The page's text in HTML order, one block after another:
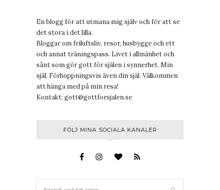
En blogg för att utmana mig själv och för att se
det stora i det lilla.
Bloggar om friluftsliv, resor, husbygge och ett
och annat träningspass. Livet i allmänhet och
sånt som gör gott för själen i synnerhet. Min
själ. Förhoppningsvis även din själ. Välkommen
att hänga med på min resa!
Kontakt: gott@gottforsjalen.se
FÖLJ MINA SOCIALA KANALER